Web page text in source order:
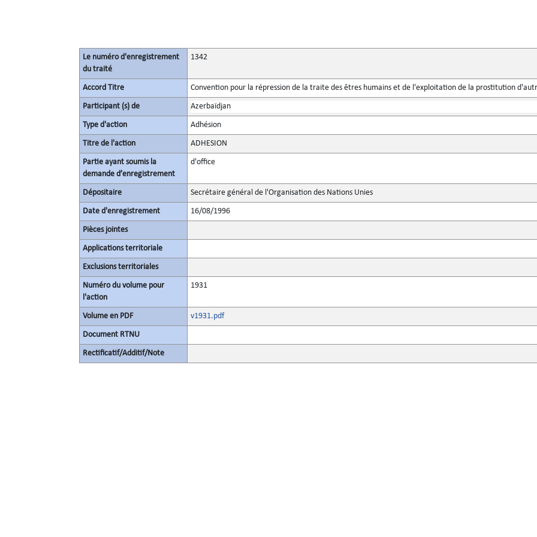
Le numéro d'enregistrement
du traité
1342
Accord Titre Convention pour la répression de la traite des êtres humains et de l'exploitation de la prostitution
Participant (s) de Azerbaïdjan
Type d'action Adhésion
Titre de l'action ADHESION
Partie ayant soumis la
demande d’enregistrement
d'office
Dépositaire Secrétaire général de l'Organisation des Nations Unies
Date d'enregistrement 16/08/1996
Pièces jointes
Applications territoriale
Exclusions territoriales
Numéro du volume pour
l'action
1931
Volume en PDF v1931.pdf
Document RTNU
Rectificatif/Additif/Note